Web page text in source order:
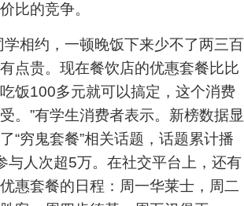
比的竞争。
相约，一顿晚饭下来少不了两三百
点贵。现在餐饮店的优惠套餐比比
饭100多元就可以搞定，这个消费
。”有学生消费者表示。新榜数据显
“穷鬼套餐”相关话题，话题累计播
与人次超5万。在社交平台上，还有
惠套餐的日程：周一华莱士，周二